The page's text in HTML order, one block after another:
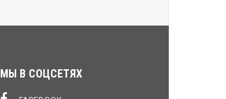
МЫ В СОЦСЕТЯХ